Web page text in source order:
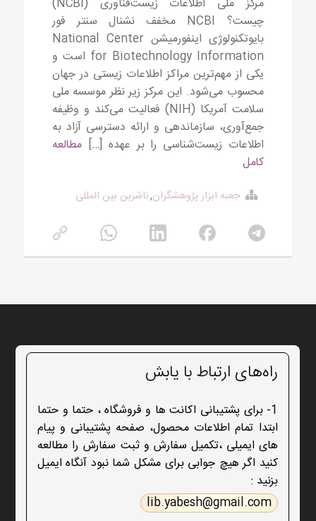
چیست؟ NCBI مخفف نشنال سنتر فور
بایوتکنولوژی اینفورمیشن National Center
for Biotechnology Information است و
یکی از مهم‌ترین مراکز اطلاعات زیستی در جهان
محسوب می‌شود. این مرکز زیر نظر موسسه ملی
سلامت آمریکا (NIH) فعالیت می‌کند و وظیفه
جمع‌آوری، سازماندهی و ارائه دسترسی آزاد به
اطلاعات زیست‌شناسی را بر عهده […] مطالعه
کامل
جعبه ابزار پژوهشگران,ناشرین بین المللی
راه‌های ارتباط با یابش
1- برای پشتیبانی اکانت ها و فروشگاه ، حتما و حتما
ابتدا تمام اطلاعات محصول، صفحه پشتیبانی و پیام
های ایمیلی ،تکمیل سفارش و ثبت سفارش را مطالعه
کنید اگر هیچ جوابی برای مشکل شما نبود آنگاه ایمیل
بزنید :
lib.yabesh@gmail.com